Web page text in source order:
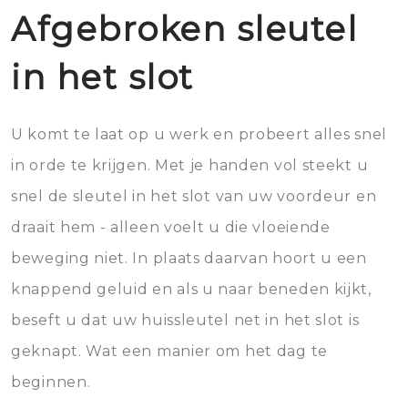
Afgebroken sleutel
in het slot
U komt te laat op u werk en probeert alles snel
in orde te krijgen. Met je handen vol steekt u
snel de sleutel in het slot van uw voordeur en
draait hem - alleen voelt u die vloeiende
beweging niet. In plaats daarvan hoort u een
knappend geluid en als u naar beneden kijkt,
beseft u dat uw huissleutel net in het slot is
geknapt. Wat een manier om het dag te
beginnen.